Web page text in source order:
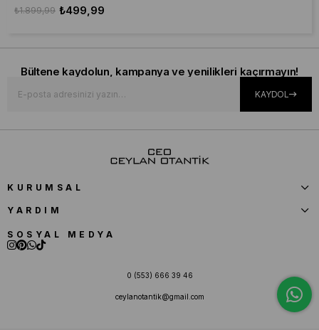
₺499,99
₺1.899,99
Bültene kaydolun, kampanya ve yenilikleri kaçırmayın!
KAYDOL
KURUMSAL
YARDIM
SOSYAL MEDYA
0 (553) 666 39 46
ceylanotantik@gmail.com